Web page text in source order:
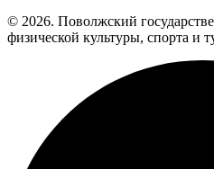
© 2026. Поволжский
физической культуры, спорта и